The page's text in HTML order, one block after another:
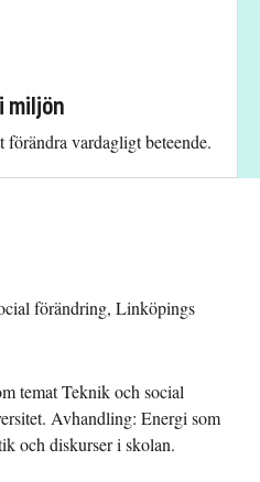
miljön
vardagligt beteende.
förändring, Linköpings
temat Teknik och social
Avhandling: Energi som
och diskurser i skolan.